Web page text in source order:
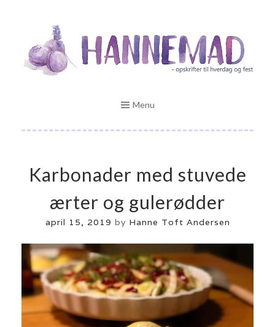
content
HANNEMAD.DK
Opskrifter til hverdag og fest
Menu
Karbonader med stuvede
ærter og gulerødder
april 15, 2019 by Hanne Toft Andersen